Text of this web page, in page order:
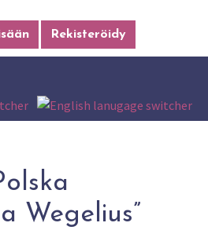
Rekisteröidy
Wegelius”